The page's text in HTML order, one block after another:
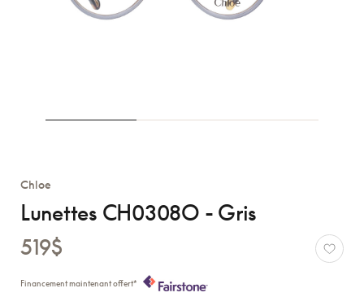
Chloe
Lunettes CH0308O - Gris
519$
Financement maintenant offert*